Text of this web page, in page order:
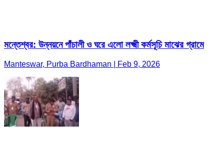
মন্তেশ্বর: উন্নয়নে পাঁচালী ও ঘরে এলো লক্ষ্মী কর্মসূচি মাঝের গ্রামে
Manteswar, Purba Bardhaman | Feb 9, 2026